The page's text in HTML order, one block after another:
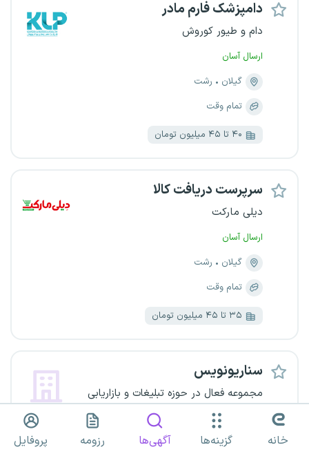
دامپزشک فارم مادر
دام و طیور کوروش
ارسال آسان
گیلان
رشت
تمام وقت
۴۰ تا ۴۵ میلیون تومان
سرپرست دریافت کالا
دیلی مارکت
ارسال آسان
گیلان
رشت
تمام وقت
۳۵ تا ۴۵ میلیون تومان
سناریونویس
مجموعه فعال در حوزه تبلیغات و بازاریابی
گیلان
رشت خانه گزینه‌ها آگهی‌ها رزومه پروفایل